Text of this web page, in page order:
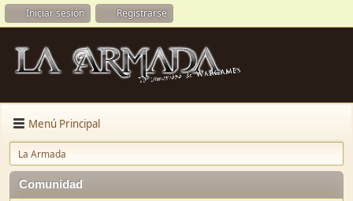
Iniciar sesión Registrarse
Menú Principal
La Armada
Comunidad